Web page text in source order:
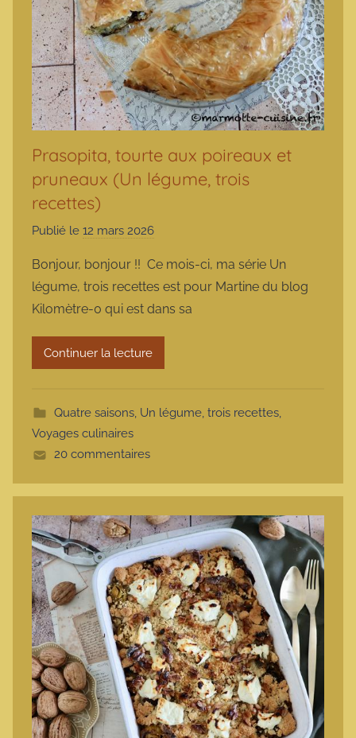
Prasopita, tourte aux poireaux et
pruneaux (Un légume, trois
recettes)
Publié le 12 mars 2026
r
m
a
r
t
Bonjour, bonjour !! Ce mois-ci, ma série Un
légume, trois recettes est pour Martine du blog
Kilomètre-0 qui est dans sa
Continuer la lecture
Quatre saisons, Un légume, trois recettes,
Voyages culinaires
20 commentaires